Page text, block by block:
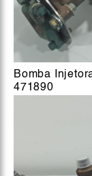
Bomba
471890